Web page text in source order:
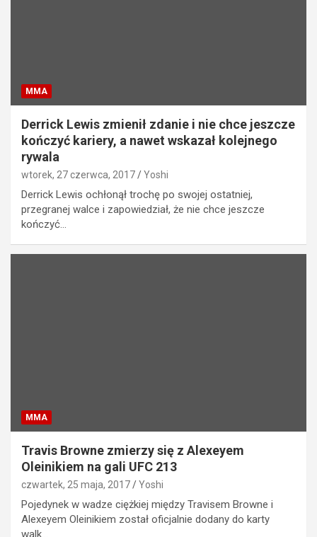
MMA
Derrick Lewis zmienił zdanie i nie chce jeszcze
kończyć kariery, a nawet wskazał kolejnego
rywala
wtorek, 27 czerwca, 2017 Yoshi
Derrick Lewis ochłonął trochę po swojej ostatniej,
przegranej walce i zapowiedział, że nie chce jeszcze
kończyć…
MMA
Travis Browne zmierzy się z Alexeyem
Oleinikiem na gali UFC 213
czwartek, 25 maja, 2017 Yoshi
Pojedynek w wadze ciężkiej między Travisem Browne i
Alexeyem Oleinikiem został oficjalnie dodany do karty
walk…